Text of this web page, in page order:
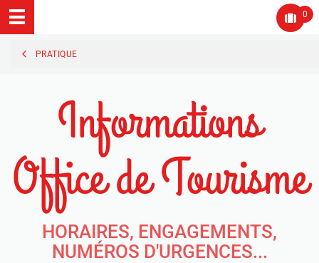
0
PRATIQUE
Informations
Office de Tourisme
HORAIRES, ENGAGEMENTS,
NUMÉROS D'URGENCES...